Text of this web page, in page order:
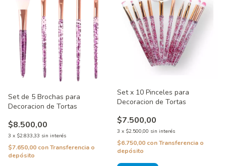
Set de 5 Brochas para
Decoracion de Tortas
$8.500,00
3 x $2.833,33 sin interés
$7.650,00 conTransferencia o
depósito
Set x 10 Pinceles para
Decoracion de Tortas
$7.500,00
3 x $2.500,00 sin interés
$6.750,00 conTransferencia o
depósito